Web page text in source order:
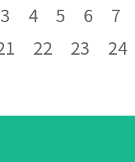
3 4 5 6 7
22 23 24